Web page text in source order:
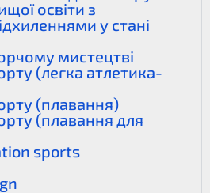
освіти з
у стані
мистецтві
(легка атлетика-
(плавання)
(плавання для
sports